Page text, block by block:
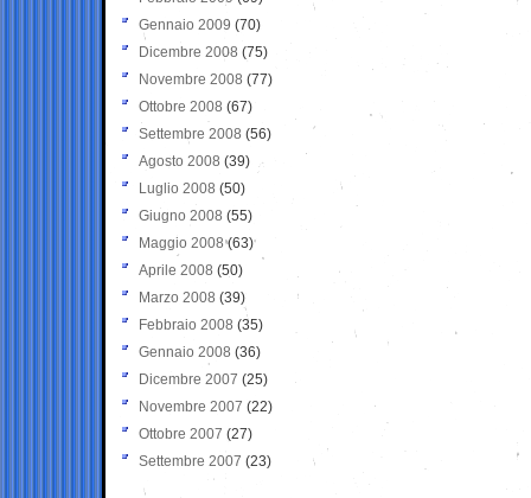
Gennaio 2009 (70)
Dicembre 2008 (75)
Novembre 2008 (77)
Ottobre 2008 (67)
Settembre 2008 (56)
Agosto 2008 (39)
Luglio 2008 (50)
Giugno 2008 (55)
Maggio 2008(63)
Aprile 2008 (50)
Marzo 2008 (39)
Febbraio 2008 (35)
Gennaio 2008 (36)
Dicembre 2007 (25)
Novembre 2007 (22)
Ottobre 2007 (27)
Settembre 2007 (23)